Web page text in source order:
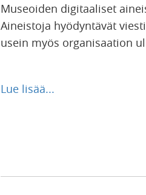
Museoiden digitaaliset
Aineistoja hyödyntävät
usein myös organisaation
Lue lisää...